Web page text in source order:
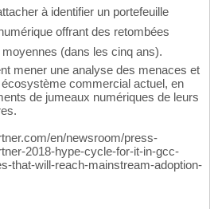
à identifier un portefeuille
offrant des retombées
moyennes (dans les cinq ans).
mener une analyse des menaces et
commercial actuel, en
de jumeaux numériques de leurs
en/newsroom/press-
2018-hype-cycle-for-it-in-gcc-
that-will-reach-mainstream-adoption-